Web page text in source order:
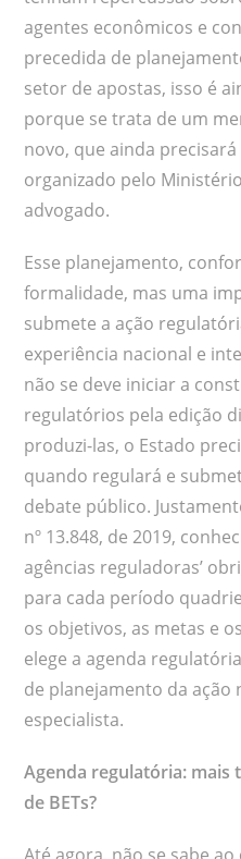
agentes econômicos e
precedida de
setor de apostas, isso é
porque se trata de um
novo, que ainda
organizado pelo
advogado.
Esse planejamento,
formalidade, mas uma
submete a ação
experiência nacional e
não se deve iniciar a
regulatórios pela edição
produzi-las, o Estado
quando regulará e
debate público.
nº 13.848, de 2019,
agências reguladoras’
para cada período
os objetivos, as metas e
elege a agenda
de planejamento da ação
especialista.
Agenda regulatória: mais
de BETs?